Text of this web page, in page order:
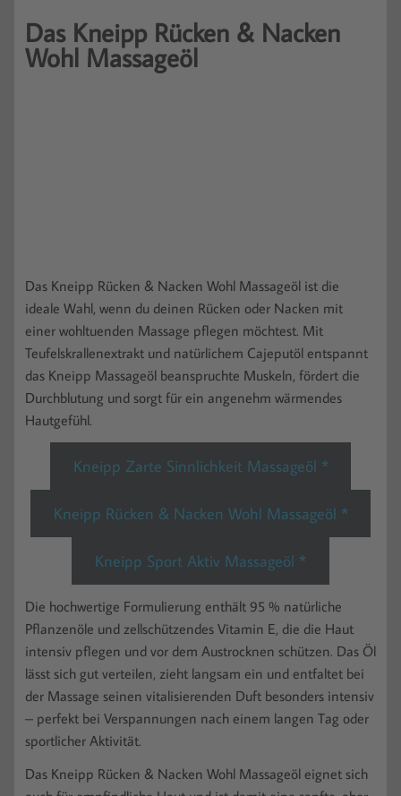
Das Kneipp Rücken & Nacken
Wohl Massageöl
Das Kneipp Rücken & Nacken Wohl Massageöl ist die
ideale Wahl, wenn du deinen Rücken oder Nacken mit
einer wohltuenden Massage pflegen möchtest. Mit
Teufelskrallenextrakt und natürlichem Cajeputöl entspannt
das Kneipp Massageöl beanspruchte Muskeln, fördert die
Durchblutung und sorgt für ein angenehm wärmendes
Hautgefühl.
Kneipp Zarte Sinnlichkeit Massageöl *
Kneipp Rücken & Nacken Wohl Massageöl *
Kneipp Sport Aktiv Massageöl *
Die hochwertige Formulierung enthält 95 % natürliche
Pflanzenöle und zellschützendes Vitamin E, die die Haut
intensiv pflegen und vor dem Austrocknen schützen. Das Öl
lässt sich gut verteilen, zieht langsam ein und entfaltet bei
der Massage seinen vitalisierenden Duft besonders intensiv
– perfekt bei Verspannungen nach einem langen Tag oder
sportlicher Aktivität.
Das Kneipp Rücken & Nacken Wohl Massageöl eignet sich